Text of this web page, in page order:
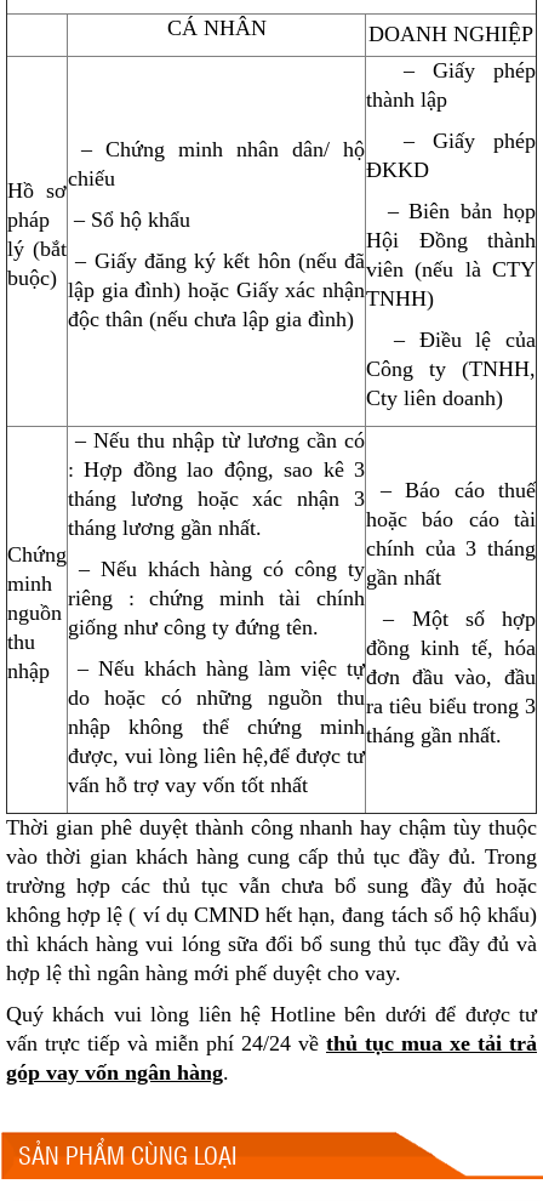
CÁ NHÂN
DOANH NGHIỆP
Hồ sơ
pháp
lý (bắt
buộc)
– Chứng minh nhân dân/ hộ
chiếu
– Sổ hộ khẩu
– Giấy đăng ký kết hôn (nếu đã
lập gia đình) hoặc Giấy xác nhận
độc thân (nếu chưa lập gia đình)
– Giấy phép
thành lập
– Giấy phép
ĐKKD
– Biên bản họp
Hội Đồng thành
viên (nếu là CTY
TNHH)
– Điều lệ của
Công ty (TNHH,
Cty liên doanh)
Chứng
minh
nguồn
thu
nhập
– Nếu thu nhập từ lương cần có
: Hợp đồng lao động, sao kê 3
tháng lương hoặc xác nhận 3
tháng lương gần nhất.
– Nếu khách hàng có công ty
riêng : chứng minh tài chính
giống như công ty đứng tên.
– Nếu khách hàng làm việc tự
do hoặc có những nguồn thu
nhập không thể chứng minh
được, vui lòng liên hệ,để được tư
vấn hỗ trợ vay vốn tốt nhất
– Báo cáo thuế
hoặc báo cáo tài
chính của 3 tháng
gần nhất
– Một số hợp
đồng kinh tế, hóa
đơn đầu vào, đầu
ra tiêu biểu trong 3
tháng gần nhất.
Thời gian phê duyệt thành công nhanh hay chậm tùy thuộc
vào thời gian khách hàng cung cấp thủ tục đầy đủ. Trong
trường hợp các thủ tục vẫn chưa bổ sung đầy đủ hoặc
không hợp lệ ( ví dụ CMND hết hạn, đang tách sổ hộ khẩu)
thì khách hàng vui lóng sữa đổi bổ sung thủ tục đầy đủ và
hợp lệ thì ngân hàng mới phế duyệt cho vay.
Quý khách vui lòng liên hệ Hotline bên dưới để được tư
vấn trực tiếp và miễn phí 24/24 về thủ tục mua xe tải trả
góp vay vốn ngân hàng.
SẢN PHẨM CÙNG LOẠI